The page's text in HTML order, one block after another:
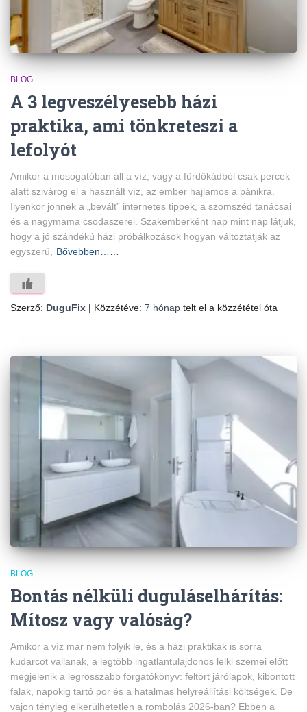
BLOG
A 3 legveszélyesebb házi
praktika, ami tönkreteszi a
lefolyót
Amikor a mosogatóban áll a víz, vagy a fürdőkádból csak percek
alatt szivárog el a használt víz, az ember hajlamos a pánikra.
Ilyenkor jönnek a „bevált” internetes tippek, a szomszéd tanácsai
és a nagymama csodaszerei. Szakemberként nap mint nap látjuk,
hogy a jó szándékú házi próbálkozások hogyan változtatják az
egyszerű,
Bővebben……
Szerző: DuguFix | Közzétéve: 7 hónap telt el a közzététel óta
BLOG
Bontás nélküli duguláselhárítás:
Mítosz vagy valóság?
Amikor a víz már nem folyik le, és a házi praktikák is sorra
kudarcot vallanak, a legtöbb ingatlantulajdonos lelki szemei előtt
megjelenik a legrosszabb forgatókönyv: feltört járólapok, kibontott
falak, napokig tartó por és a hatalmas helyreállítási költségek. De
vajon tényleg elkerülhetetlen a rombolás 2026-ban? Ebben a